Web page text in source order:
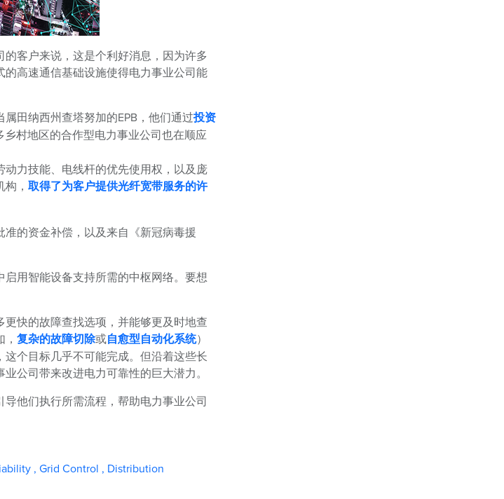
客户来说，这是个利好消息，因为许多
高速通信基础设施使得电力事业公司能
田纳西州查塔努加的EPB，他们通过投资
村地区的合作型电力事业公司也在顺应
力技能、电线杆的优先使用权，以及庞
， 取得了为客户提供光纤宽带服务的许
的资金补偿，以及来自《新冠病毒援
用智能设备支持所需的中枢网络。要想
快的故障查找选项，并能够更及时地查
复杂的故障切除或自愈型自动化系统）
个目标几乎不可能完成。但沿着这些长
公司带来改进电力可靠性的巨大潜力。
他们执行所需流程，帮助电力事业公司
, Grid Control , Distribution